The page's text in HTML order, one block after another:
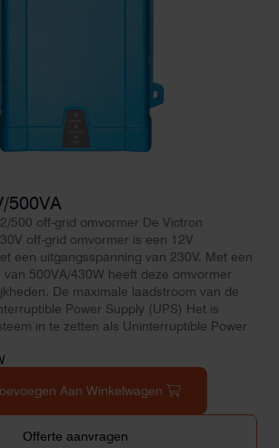
500VA
500 off-grid omvormer De Victron
off-grid omvormer is een 12V
een uitgangsspanning van 230V. Met een
500VA/430W heeft deze omvormer
De maximale laadstroom van de
Power Supply (UPS) Het is
in te zetten als Uninterruptible Power
Aan Winkelwagen
Offerte aanvragen